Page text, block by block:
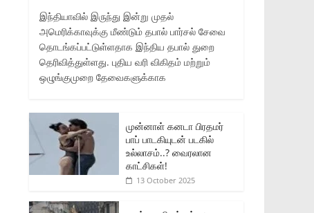
இந்தியாவில் இருந்து இன்று முதல்
அமெரிக்காவுக்கு மீண்டும் தபால் பார்சல் சேவை
தொடங்கப்பட்டுள்ளதாக இந்திய தபால் துறை
தெரிவித்துள்ளது. புதிய வரி விகிதம் மற்றும்
ஒழுங்குமுறை தேவைகளுக்காக
முன்னாள் கனடா பிரதமர்
பாப் பாடகியுடன் படகில்
உல்லாசம்..? வைரலான
காட்சிகள்!
13 October 2025